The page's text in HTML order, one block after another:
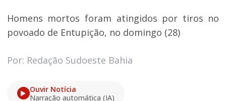
Homens mortos foram atingidos por tiros no
povoado de Entupição, no domingo (28)
Por: Redação Sudoeste Bahia
Ouvir Notícia
Narração automática (IA)